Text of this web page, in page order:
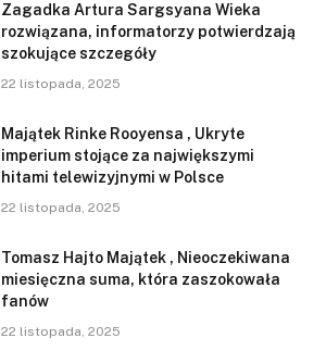
Zagadka Artura Sargsyana Wieka
rozwiązana, informatorzy potwierdzają
szokujące szczegóły
22 listopada, 2025
Majątek Rinke Rooyensa , Ukryte
imperium stojące za największymi
hitami telewizyjnymi w Polsce
22 listopada, 2025
Tomasz Hajto Majątek , Nieoczekiwana
miesięczna suma, która zaszokowała
fanów
22 listopada, 2025